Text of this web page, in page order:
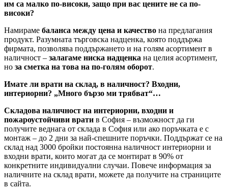
им са малко по-високи, защо при вас цените не са по-
високи?
Намираме баланса между цена и качество на предлагания
продукт. Разумната търговска надценка, която поддържа
фирмата, позволява поддържането и на голям асортимент в
наличност – залагаме ниска надценка на целия асортимент,
но за сметка на това на по-голям оборот.
Имате ли врати на склад, в наличност? Входни,
интериорни? „Много бързо ми трябват“…
Складова наличност на интериорни, входни и
пожароустойчиви врати в София – възможност да ги
получите веднага от склада в София или ако поръчката е с
монтаж – до 2 дни за най-спешните поръчки. Поддържат се на
склад над 3000 бройки постоянна наличност интериорни и
входни врати, които могат да се монтират в 90% от
конкретните индивидуални случаи. Повече информация за
наличните на склад врати, можете да получите на страниците
в сайта.